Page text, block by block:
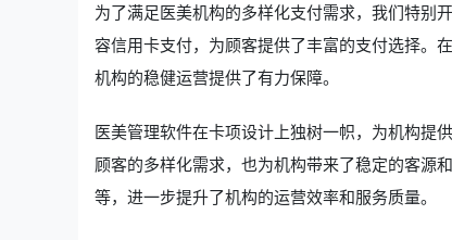
为了满足医美机构的多样化支付需求，我们特别
容信用卡支付，为顾客提供了丰富的支付选择。
机构的稳健运营提供了有力保障。
医美管理软件在卡项设计上独树一帜，为机构提
顾客的多样化需求，也为机构带来了稳定的客源
等，进一步提升了机构的运营效率和服务质量。